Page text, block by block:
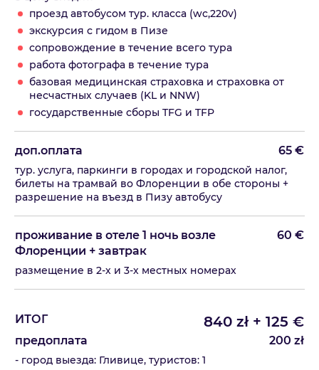
проезд автобусом тур. класса (wc,220v)
экскурсия с гидом в Пизе
сопровождение в течение всего тура
работа фотографа в течение тура
базовая медицинская страховка и страховка от
несчастных случаев (KL и NNW)
государственные сборы TFG и TFP
доп.оплата 65 €
тур. услуга, паркинги в городах и городской налог,
билеты на трамвай во Флоренции в обе стороны +
разрешение на въезд в Пизу автобусу
проживание в отеле 1 ночь возле
Флоренции + завтрак
60 €
размещение в 2-х и 3-х местных номерах
ИТОГ 840 zł+ 125 €
предоплата 200 zł
- город выезда: Гливице, туристов: 1